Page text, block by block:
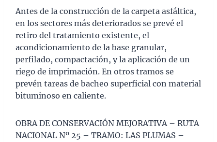
Antes de la construcción de la carpeta asfáltica,
en los sectores más deteriorados se prevé el
retiro del tratamiento existente, el
acondicionamiento de la base granular,
perfilado, compactación, y la aplicación de un
riego de imprimación. En otros tramos se
prevén tareas de bacheo superficial con material
bituminoso en caliente.
OBRA DE CONSERVACIÓN MEJORATIVA – RUTA
NACIONAL Nº 25 – TRAMO: LAS PLUMAS –